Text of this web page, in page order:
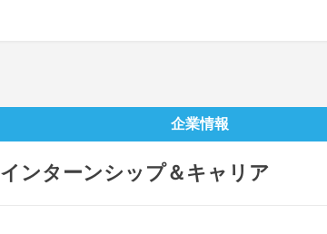
企業情報
インターンシップ＆キャリア